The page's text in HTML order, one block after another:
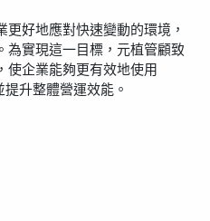
好地應對快速變動的環境，
為實現這一目標，元植管顧致
使企業能夠更有效地使用
升整體營運效能。